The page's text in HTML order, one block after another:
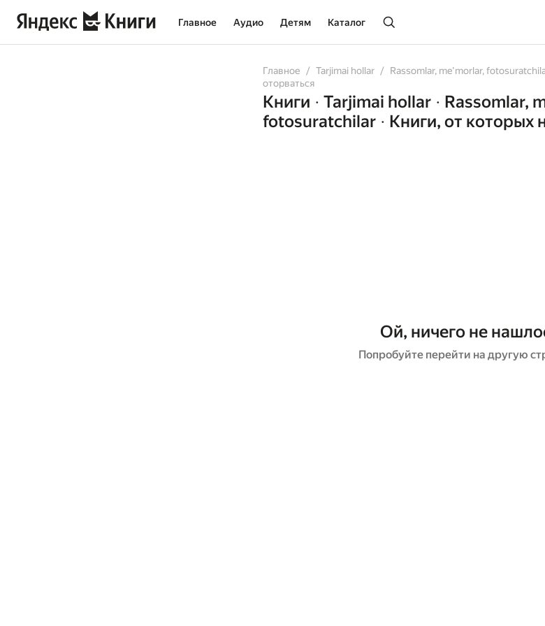
Главное Аудио Детям Каталог
Главное Tarjimai hollar Rassomlar, me'morlar,
оторваться
Книги • Tarjimai hollar •
Rassomlar,
fotosuratchilar • Книги, от которых
Ой, ничего не
Попробуйте перейти на другую